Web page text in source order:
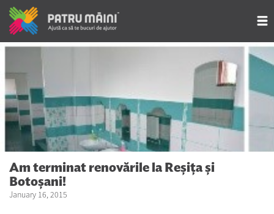
Am terminat renovările la Reșița și
Botoșani!
January 16, 2015